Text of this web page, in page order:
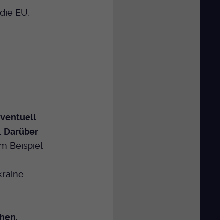
EU.
Darüber
Beispiel